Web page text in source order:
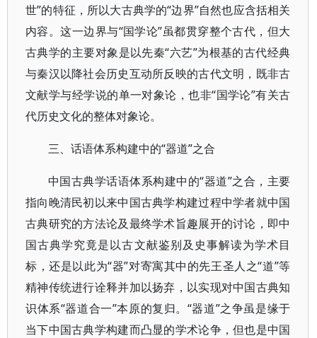
世”的特征，所以大古典学的“边界”自然也应含括相关
内容。这一边界与“国学论”虽都贯穿整个古代，但大
古典学的主要对象是以先秦“六艺”为根基的古代经典
与秦汉以降社会历史互动所反映的古代文明，既非古
文献学与经学说的单一对象论，也非“国学论”有关古
代历史文化的整体对象论。
三、话语体系构建中的“器道”之合
中国古典学话语体系构建中的“器道”之合，主要
指向晚清民初以来中国古典学构建过程中学者就中国
古典研究的方法论及最终学术旨趣展开的讨论，即中
国古典学究竟是以古文献鉴别及史事解读为学术目
标，还是以此为“器”对寄寓其中的先王圣人之“道”等
精神传统进行诠释并加以扬弃，以实现对中国古典知
识体系“器道合一”本原的复归。“器道”之争虽是缘于
当下中国古典学构建而凸显的学术论争，但也是中国